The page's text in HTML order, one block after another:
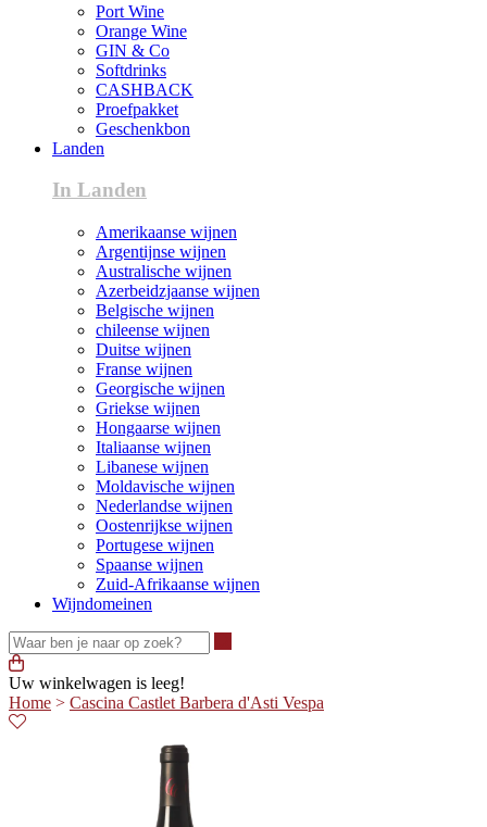
Port Wine
Orange Wine
GIN & Co
Softdrinks
CASHBACK
Proefpakket
Geschenkbon
Landen
In Landen
Amerikaanse wijnen
Argentijnse wijnen
Australische wijnen
Azerbeidzjaanse wijnen
Belgische wijnen
chileense wijnen
Duitse wijnen
Franse wijnen
Georgische wijnen
Griekse wijnen
Hongaarse wijnen
Italiaanse wijnen
Libanese wijnen
Moldavische wijnen
Nederlandse wijnen
Oostenrijkse wijnen
Portugese wijnen
Spaanse wijnen
Zuid-Afrikaanse wijnen
Wijndomeinen
Uw winkelwagen is leeg!
Home > Cascina Castlet Barbera d'Asti Vespa